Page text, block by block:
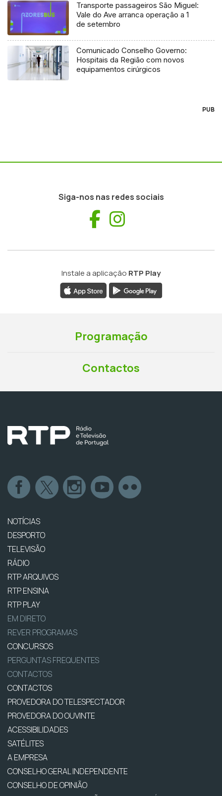
Transporte passageiros São Miguel:
Vale do Ave arranca operação a 1
de setembro
Comunicado Conselho Governo:
Hospitais da Região com novos
equipamentos cirúrgicos
PUB
Siga-nos nas redes sociais
Facebook
Instale a aplicação RTP Play
Programação
Contactos
NOTÍCIAS
DESPORTO
TELEVISÃO
RÁDIO
RTP ARQUIVOS
RTP ENSINA
RTP PLAY
EM DIRETO
REVER PROGRAMAS
CONCURSOS
PERGUNTAS FREQUENTES
CONTACTOS
CONTACTOS
PROVEDORA DO TELESPECTADOR
PROVEDORA DO OUVINTE
ACESSIBILIDADES
SATÉLITES
A EMPRESA
CONSELHO GERAL INDEPENDENTE
CONSELHO DE OPINIÃO